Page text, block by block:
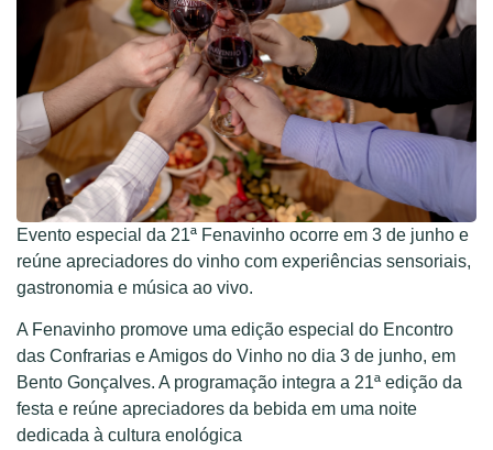
Evento especial da 21ª Fenavinho ocorre em 3 de junho e
reúne apreciadores do vinho com experiências sensoriais,
gastronomia e música ao vivo.
A Fenavinho promove uma edição especial do Encontro
das Confrarias e Amigos do Vinho no dia 3 de junho, em
Bento Gonçalves. A programação integra a 21ª edição da
festa e reúne apreciadores da bebida em uma noite
dedicada à cultura enológica